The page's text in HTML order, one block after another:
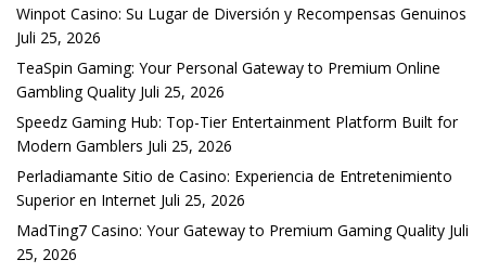
Winpot Casino: Su Lugar de Diversión y Recompensas Genuinos
Juli 25, 2026
TeaSpin Gaming: Your Personal Gateway to Premium Online
Gambling Quality Juli 25, 2026
Speedz Gaming Hub: Top-Tier Entertainment Platform Built for
Modern Gamblers Juli 25, 2026
Perladiamante Sitio de Casino: Experiencia de Entretenimiento
Superior en Internet Juli 25, 2026
MadTing7 Casino: Your Gateway to Premium Gaming Quality Juli
25, 2026